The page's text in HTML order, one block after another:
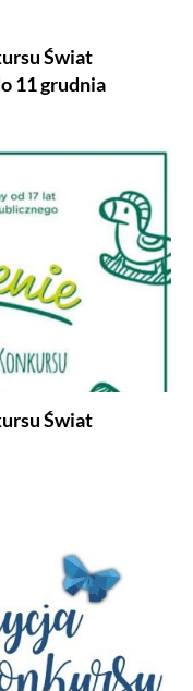
Świat
11 grudnia
Świat